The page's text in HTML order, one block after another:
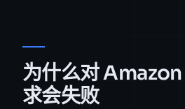
为什么对
求会失败